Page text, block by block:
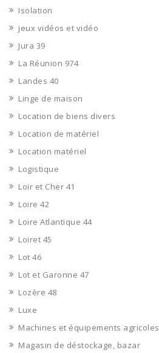
Isolation
jeux vidéos et vidéo
Jura 39
La Réunion 974
Landes 40
Linge de maison
Location de biens divers
Location de matériel
Location matériel
Logistique
Loir et Cher 41
Loire 42
Loire Atlantique 44
Loiret 45
Lot 46
Lot et Garonne 47
Lozère 48
Luxe
Machines et équipements agricoles
Magasin de déstockage, bazar